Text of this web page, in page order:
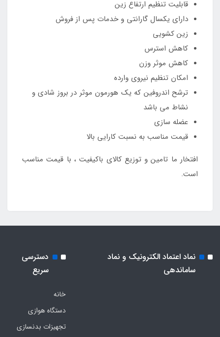
قابلیت تنظیم ارتفاع زین
دارای یکسال گارانتی و خدمات پس از فروش
زین کشویی
کاهش استرس
کاهش موثر وزن
امکان تنظیم نیروی وارده
ترشح اندروفین که یک هورمون موثر در بروز شادی و
نشاط می باشد
عضله سازی
قیمت مناسب به نسبت کارایی بالا
افتخار ما تامین و توزیع کالای باکیفیت ، با قیمت مناسب
است.
نماد اعتماد الکترونیک و نماد
ساماندهی
دسترسی
سریع
خانه
دستگاه هوازی
تجهیزات بدنسازی